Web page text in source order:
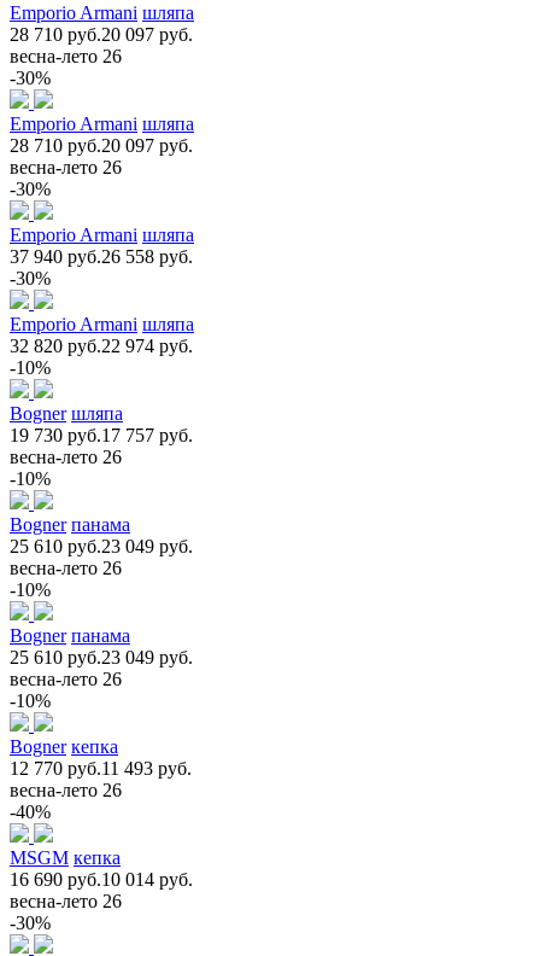
Emporio Armani шляпа
28 710 руб.20 097 руб.
весна-лето 26
-30%
Emporio Armani шляпа
28 710 руб.20 097 руб.
весна-лето 26
-30%
Emporio Armani шляпа
37 940 руб.26 558 руб.
-30%
Emporio Armani шляпа
32 820 руб.22 974 руб.
-10%
Bogner шляпа
19 730 руб.17 757 руб.
весна-лето 26
-10%
Bogner панама
25 610 руб.23 049 руб.
весна-лето 26
-10%
Bogner панама
25 610 руб.23 049 руб.
весна-лето 26
-10%
Bogner кепка
12 770 руб.11 493 руб.
весна-лето 26
-40%
MSGM кепка
16 690 руб.10 014 руб.
весна-лето 26
-30%